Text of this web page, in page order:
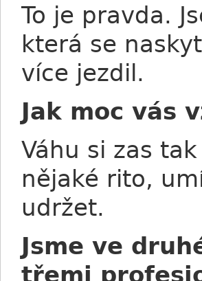
To je pravda.
která se
více jezdil.
Jak moc vás
Váhu si zas
nějaké rito,
udržet.
Jsme ve
třemi